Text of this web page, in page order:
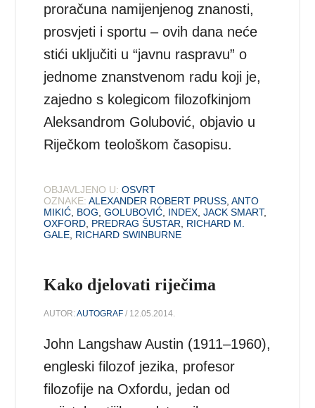
proračuna namijenjenog znanosti,
prosvjeti i sportu – ovih dana neće
stići uključiti u “javnu raspravu” o
jednome znanstvenom radu koji je,
zajedno s kolegicom filozofkinjom
Aleksandrom Golubović, objavio u
Riječkom teološkom časopisu.
OBJAVLJENO U: OSVRT
OZNAKE: ALEXANDER ROBERT PRUSS ,ANTO
MIKIĆ BOG ,GOLUBOVIĆ INDEX ,JACK SMART,
OXFORD PREDRAG ŠUSTAR
RICHARD M.
GALE RICHARD SWINBURNE
Kako djelovati riječima
AUTOR:AUTOGRAF / 12.05.2014.
John Langshaw Austin (1911–1960),
engleski filozof jezika, profesor
filozofije na Oxfordu, jedan od